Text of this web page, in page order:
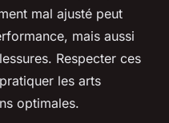
mal ajusté peut
mais aussi
Respecter ces
les arts
optimales.